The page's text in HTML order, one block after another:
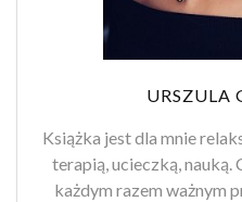
URSZULA
Książka jest dla mnie
terapią, ucieczką, nauką.
każdym razem ważnym